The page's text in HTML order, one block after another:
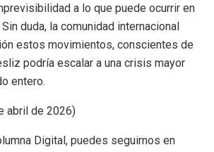
a lo que puede ocurrir en
duda, la comunidad internacional
estos movimientos, conscientes de
podría escalar a una crisis mayor
entero.
abril de 2026)
Digital, puedes seguirnos en